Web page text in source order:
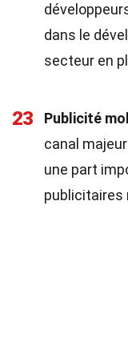
dans le
secteur en
23 Publicité
canal
une part
publicitaires